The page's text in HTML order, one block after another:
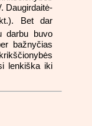
Daugirdaitė-
Bet dar
darbu buvo
bažnyčias
lenkiška iki